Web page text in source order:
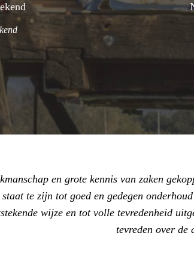
en grote kennis van zaken
te zijn tot goed en gedegen
wijze en tot volle tevredenheid
tevreden over de